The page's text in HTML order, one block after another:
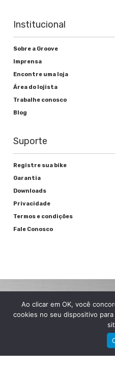
Institucional
Sobre a Groove
Imprensa
Encontre uma loja
Área do lojista
Trabalhe conosco
Blog
Suporte
Registre sua bike
Garantia
Downloads
Privacidade
Termos e condições
Fale Conosco
RECEBA NOSSAS NOVIDADES POR
Ao clicar em OK, você
cookies no seu dispositivo